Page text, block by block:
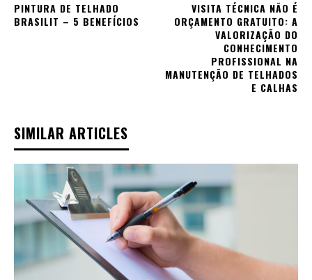
PINTURA DE TELHADO
BRASILIT – 5 BENEFÍCIOS
VISITA TÉCNICA NÃO É
ORÇAMENTO GRATUITO: A
VALORIZAÇÃO DO
CONHECIMENTO
PROFISSIONAL NA
MANUTENÇÃO DE TELHADOS
E CALHAS
SIMILAR ARTICLES